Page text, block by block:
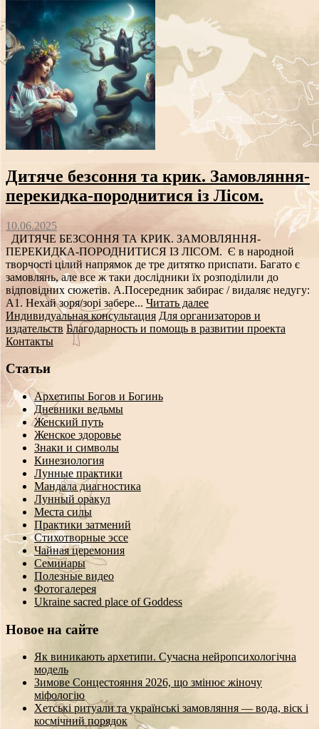
Дитяче безсоння та крик. Замовляння-
перекидка-породнитися із Лісом.
10.06.2025
ДИТЯЧЕ БЕЗСОННЯ ТА КРИК. ЗАМОВЛЯННЯ-
ПЕРЕКИДКА-ПОРОДНИТИСЯ ІЗ ЛІСОМ. Є в народной
творчості цілий напрямок де тре дитятко приспати. Багато є
замовлянь, але все ж таки дослідники їх розподілили до
відповідних сюжетів. А.Посередник забирає / видаляє недугу:
А1. Нехай зоря/зорі забере... Читать далее
Индивидуальная консультация Для организаторов и
издательств Благодарность и помощь в развитии проекта
Контакты
Статьи
Архетипы Богов и Богинь
Дневники ведьмы
Женский путь
Женское здоровье
Знаки и символы
Кинезиология
Лунные практики
Мандала диагностика
Лунный оракул
Места силы
Практики затмений
Стихотворные эссе
Чайная церемония
Семинары
Полезные видео
Фотогалерея
Ukraine sacred place of Goddess
Новое на сайте
Як виникають архетипи. Сучасна нейропсихологічна
модель
Зимове Сонцестояння 2026, що змінює жіночу
міфологію
Хетські ритуали та українські замовляння — вода, віск і
космічний порядок